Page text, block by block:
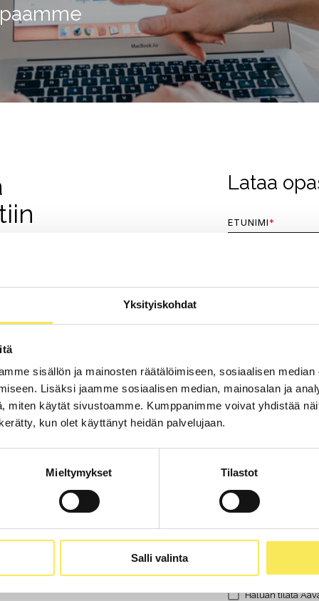
Yksityiskohdat
sisällön ja mainosten räätälöimiseen, sosiaalisen
Lisäksi jaamme sosiaalisen median, mainosalan ja
miten käytät sivustoamme. Kumppanimme voivat yhdistää
kun olet käyttänyt heidän palvelujaan.
Mieltymykset Tilastot
Salli valinta
tuloksia tuovaa sisältö- ja
kasvaa jatkuvasti.
tuottaa kohderyhmillesi
myötä luoda uusia
taas perinteisesti yhdistetään
molemmilla on sama tavoite.
kysymyksiin:
lomake. Opas on täysin
sido sinua mihinkään.
Lataa
ETUNIMI*
PUHELINNUMERO
YRITYS
MIKÄ NÄISTÄ
Haluan tilata